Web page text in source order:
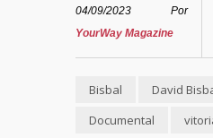
04/09/2023
Por
YourWay Magazine
Bisbal
David
Documental